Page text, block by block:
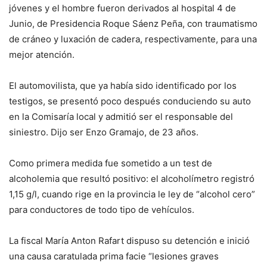
jóvenes y el hombre fueron derivados al hospital 4 de
Junio, de Presidencia Roque Sáenz Peña, con traumatismo
de cráneo y luxación de cadera, respectivamente, para una
mejor atención.
El automovilista, que ya había sido identificado por los
testigos, se presentó poco después conduciendo su auto
en la Comisaría local y admitió ser el responsable del
siniestro. Dijo ser Enzo Gramajo, de 23 años.
Como primera medida fue sometido a un test de
alcoholemia que resultó positivo: el alcoholímetro registró
1,15 g/l, cuando rige en la provincia le ley de “alcohol cero”
para conductores de todo tipo de vehículos.
La fiscal María Anton Rafart dispuso su detención e inició
una causa caratulada prima facie “lesiones graves